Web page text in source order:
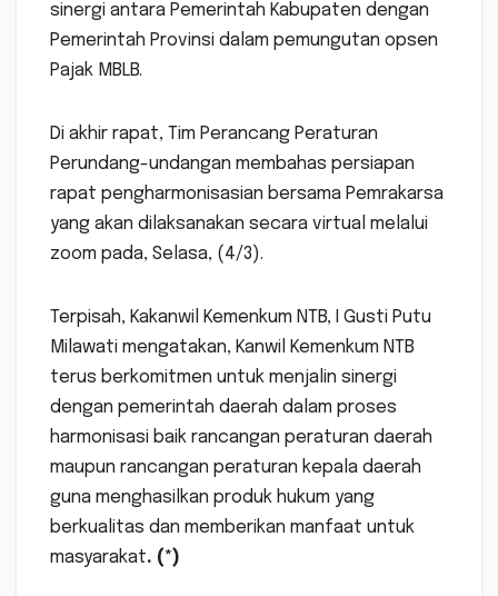
sinergi antara Pemerintah Kabupaten dengan
Pemerintah Provinsi dalam pemungutan opsen
Pajak MBLB.
Di akhir rapat, Tim Perancang Peraturan
Perundang-undangan membahas persiapan
rapat pengharmonisasian bersama Pemrakarsa
yang akan dilaksanakan secara virtual melalui
zoom pada, Selasa, (4/3).
Terpisah, Kakanwil Kemenkum NTB, I Gusti Putu
Milawati mengatakan, Kanwil Kemenkum NTB
terus berkomitmen untuk menjalin sinergi
dengan pemerintah daerah dalam proses
harmonisasi baik rancangan peraturan daerah
maupun rancangan peraturan kepala daerah
guna menghasilkan produk hukum yang
berkualitas dan memberikan manfaat untuk
masyarakat. (*)